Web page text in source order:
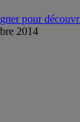
pour
2014